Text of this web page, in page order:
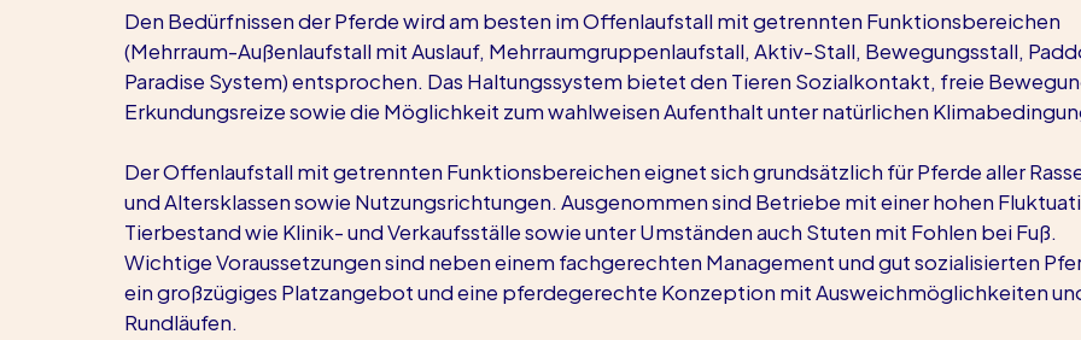
Den Bedürfnissen der Pferde wird am besten im Offenlaufstall mit getrennten Funktionsbereichen
(Mehrraum-Außenlaufstall mit Auslauf, Mehrraumgruppenlaufstall, Aktiv-Stall, Bewegungsstall,
Paradise System) entsprochen. Das Haltungssystem bietet den Tieren Sozialkontakt, freie
Erkundungsreize sowie die Möglichkeit zum wahlweisen Aufenthalt unter natürlichen
Der Offenlaufstall mit getrennten Funktionsbereichen eignet sich grundsätzlich für Pferde aller
und Altersklassen sowie Nutzungsrichtungen. Ausgenommen sind Betriebe mit einer hohen
Tierbestand wie Klinik- und Verkaufsställe sowie unter Umständen auch Stuten mit Fohlen bei Fuß.
Wichtige Voraussetzungen sind neben einem fachgerechten Management und gut sozialisierten
ein großzügiges Platzangebot und eine pferdegerechte Konzeption mit Ausweichmöglichkeiten
Rundläufen.